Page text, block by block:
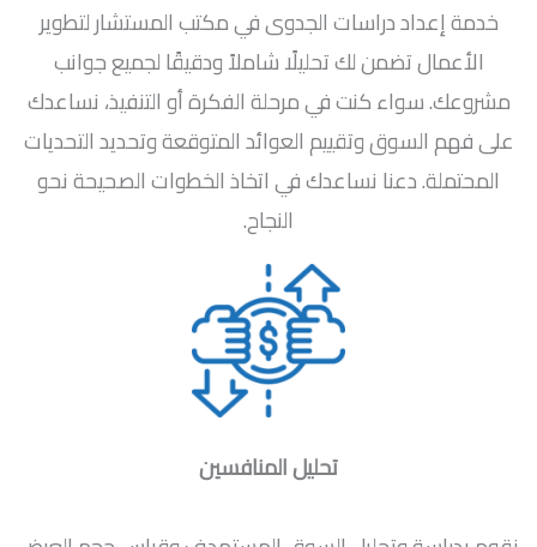
خدمة إعداد دراسات الجدوى في مكتب المستشار لتطوير
الأعمال تضمن لك تحليلًا شاملاً ودقيقًا لجميع جوانب
مشروعك. سواء كنت في مرحلة الفكرة أو التنفيذ، نساعدك
على فهم السوق وتقييم العوائد المتوقعة وتحديد التحديات
المحتملة. دعنا نساعدك في اتخاذ الخطوات الصحيحة نحو
النجاح.
تحليل المنافسين